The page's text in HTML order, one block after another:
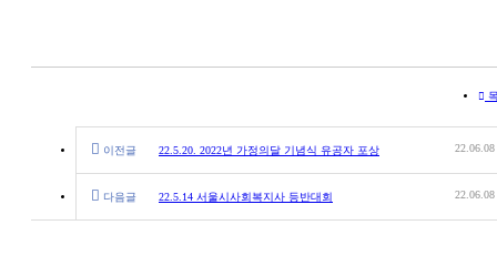
이전글 22.5.20. 2022년 가정의달 기념식 유공자 포상 22.06.08
다음글 22.5.14 서울시사회복지사 등반대회 22.06.08